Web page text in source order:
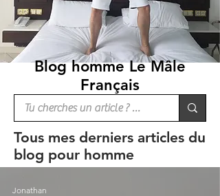
Blog homme Le Mâle
Français
Tous mes derniers articles du
blog pour homme
Jonathan